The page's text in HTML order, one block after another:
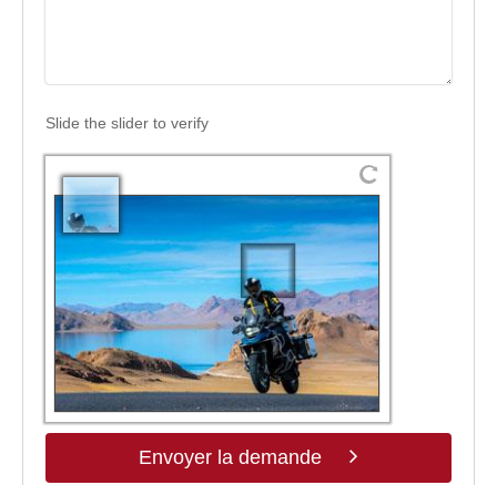
Slide the slider to verify
Envoyer la demande